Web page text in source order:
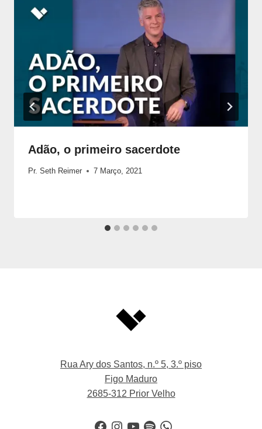
Adão, o primeiro sacerdote
Pr. Seth Reimer 7 Março, 2021
Rua Ary dos Santos, n.º 5, 3.º piso
Figo Maduro
2685-312 Prior Velho
Facebook
Instagram
YouTube
SpotifyWhatsApp